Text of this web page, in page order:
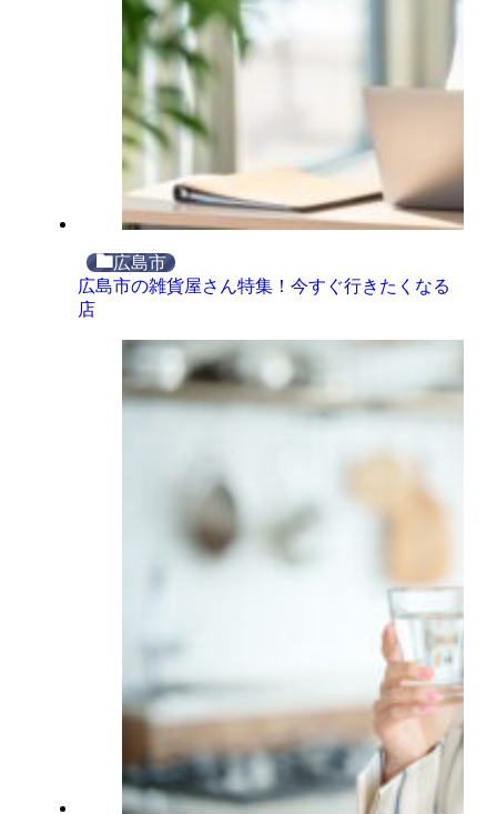
広島市
広島市の雑貨屋さん特集！今すぐ行きたくなる
店